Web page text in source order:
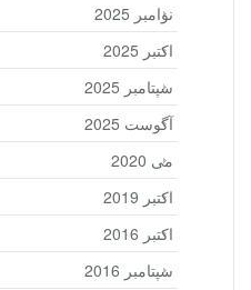
نوامبر 2025
اکتبر 2025
سپتامبر 2025
آگوست 2025
می 2020
اکتبر 2019
اکتبر 2016
سپتامبر 2016